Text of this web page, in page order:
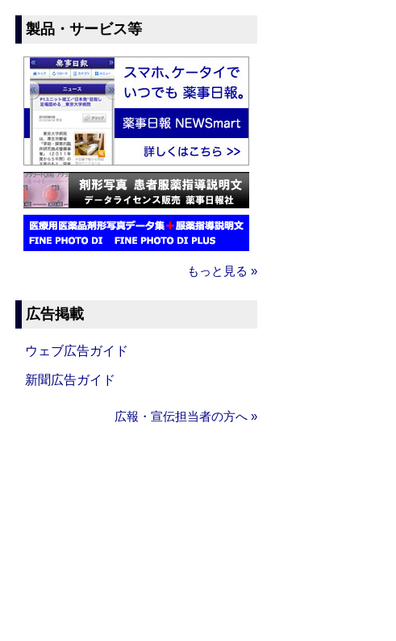
製品・サービス等
もっと見る »
広告掲載
ウェブ広告ガイド
新聞広告ガイド
広報・宣伝担当者の方へ »